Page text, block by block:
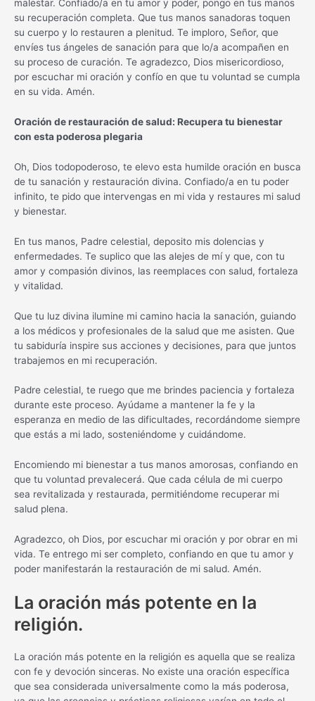
malestar. Confiado/a en tu amor y poder, pongo en tus manos
su recuperación completa. Que tus manos sanadoras toquen
su cuerpo y lo restauren a plenitud. Te imploro, Señor, que
envíes tus ángeles de sanación para que lo/a acompañen en
su proceso de curación. Te agradezco, Dios misericordioso,
por escuchar mi oración y confío en que tu voluntad se cumpla
en su vida. Amén.
Oración de restauración de salud: Recupera tu bienestar
con esta poderosa plegaria
Oh, Dios todopoderoso, te elevo esta humilde oración en busca
de tu sanación y restauración divina. Confiado/a en tu poder
infinito, te pido que intervengas en mi vida y restaures mi salud
y bienestar.
En tus manos, Padre celestial, deposito mis dolencias y
enfermedades. Te suplico que las alejes de mí y que, con tu
amor y compasión divinos, las reemplaces con salud, fortaleza
y vitalidad.
Que tu luz divina ilumine mi camino hacia la sanación, guiando
a los médicos y profesionales de la salud que me asisten. Que
tu sabiduría inspire sus acciones y decisiones, para que juntos
trabajemos en mi recuperación.
Padre celestial, te ruego que me brindes paciencia y fortaleza
durante este proceso. Ayúdame a mantener la fe y la
esperanza en medio de las dificultades, recordándome siempre
que estás a mi lado, sosteniéndome y cuidándome.
Encomiendo mi bienestar a tus manos amorosas, confiando en
que tu voluntad prevalecerá. Que cada célula de mi cuerpo
sea revitalizada y restaurada, permitiéndome recuperar mi
salud plena.
Agradezco, oh Dios, por escuchar mi oración y por obrar en mi
vida. Te entrego mi ser completo, confiando en que tu amor y
poder manifestarán la restauración de mi salud. Amén.
La oración más potente en la
religión.
La oración más potente en la religión es aquella que se realiza
con fe y devoción sinceras. No existe una oración específica
que sea considerada universalmente como la más poderosa,